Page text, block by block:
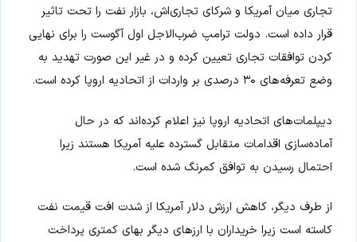
تجاری میان آمریکا و شرکای تجاری‌اش، بازار نفت را تحت تاثیر
قرار داده است. دولت ترامپ ضرب‌الاجل اول آگوست را برای نهایی
کردن توافقات تجاری تعیین کرده و در غیر این صورت تهدید به
وضع تعرفه‌های ۳۰ درصدی بر واردات از اتحادیه اروپا کرده است.
دیپلمات‌های اتحادیه اروپا نیز اعلام کرده‌اند که در حال
آماده‌سازی اقدامات متقابل گسترده علیه آمریکا هستند زیرا
احتمال رسیدن به توافق کمرنگ شده است.
از طرف دیگر، کاهش ارزش دلار آمریکا از شدت افت قیمت نفت
کاسته است زیرا خریداران با ارزهای دیگر بهای کمتری پرداخت